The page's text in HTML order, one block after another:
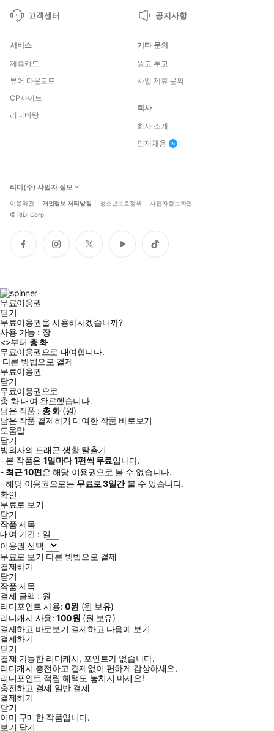
고객센터 공지사항
서비스
제휴카드
뷰어 다운로드
CP사이트
리디바탕
기타 문의
원고 투고
사업 제휴 문의
회사
회사 소개
인재채용
리디(주) 사업자 정보
이용약관 개인정보 처리방침 청소년보호정책 사업자정보확인
© RIDI Corp.
페
이
인
스
트
위
유
튜
틱
톡
무료이용권
닫기
무료이용권을 사용하시겠습니까?
사용 가능 : 장
<>부터 총화
무료이용권으로 대여합니다.
다른 방법으로 결제
무료이용권
닫기
무료이용권으로
총 화대여 완료했습니다.
남은 작품 : 총화(원)
남은 작품 결제하기 대여한 작품 바로보기
도움말
닫기
빙의자의 드래곤 생활 탈출기
- 본 작품은 1일마다1편씩 무료입니다.
- 최근10편은 해당 이용권으로 볼 수 없습니다.
- 해당 이용권으로는 무료로3일간볼 수 있습니다.
확인
무료로 보기
닫기
작품 제목
대여 기간 : 일
이용권 선택
무료로 보기 다른 방법으로 결제
결제하기
닫기
작품 제목
결제 금액 : 원
리디포인트 사용: 0원 (원 보유)
리디캐시 사용:100원 (원 보유)
결제하고 바로보기 결제하고 다음에 보기
결제하기
닫기
결제 가능한 리디캐시, 포인트가 없습니다.
리디캐시 충전하고 결제없이 편하게 감상하세요.
리디포인트 적립 혜택도 놓치지 마세요!
충전하고 결제 일반 결제
결제하기
닫기
이미 구매한 작품입니다.
보기 닫기